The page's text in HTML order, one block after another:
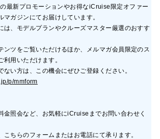
最新プロモーションやお得なiCruise限定オファー
マガジンにてお届けしています。
は、モデルプランやクルーズマスター厳選のおすす
ンツをご覧いただけるほか、メルマガ会員限定のス
利用いただけます。
ない方は、この機会にぜひご登録ください。
p/mmform
金照会など、お気軽にiCruise までお問い合わせく
こちらのフォームまたはお電話にて承ります。